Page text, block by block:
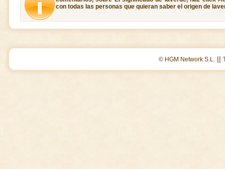
con todas las personas que quieran saber el origen de
© HGM Network S.L. ||